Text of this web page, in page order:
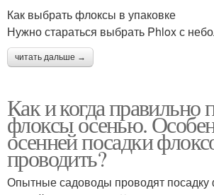
Как выбрать флоксы в упаковке
Нужно стараться выбрать Phlox с
читать дальше →
Как и когда правильно
флоксы осенью.
осенней посадки
проводить?
Опытные садоводы проводят посадку